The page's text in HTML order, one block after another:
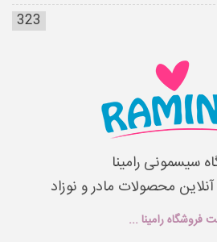
323
سیسمونی رامینا
محصولات مادر و نوزاد
فروشگاه رامینا ...